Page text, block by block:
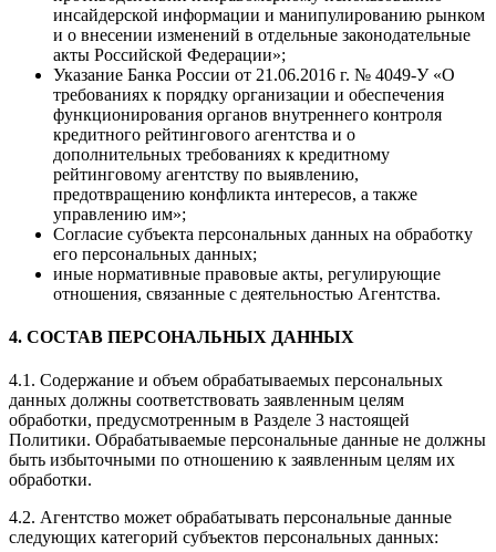
инсайдерской информации и манипулированию рынком
и о внесении изменений в отдельные законодательные
акты Российской Федерации»;
Указание Банка России от 21.06.2016 г. № 4049-У «О
требованиях к порядку организации и обеспечения
функционирования органов внутреннего контроля
кредитного рейтингового агентства и о
дополнительных требованиях к кредитному
рейтинговому агентству по выявлению,
предотвращению конфликта интересов, а также
управлению им»;
Согласие субъекта персональных данных на обработку
его персональных данных;
иные нормативные правовые акты, регулирующие
отношения, связанные с деятельностью Агентства.
4. СОСТАВ ПЕРСОНАЛЬНЫХ ДАННЫХ
4.1. Содержание и объем обрабатываемых персональных
данных должны соответствовать заявленным целям
обработки, предусмотренным в Разделе 3 настоящей
Политики. Обрабатываемые персональные данные не должны
быть избыточными по отношению к заявленным целям их
обработки.
4.2. Агентство может обрабатывать персональные данные
следующих категорий субъектов персональных данных: